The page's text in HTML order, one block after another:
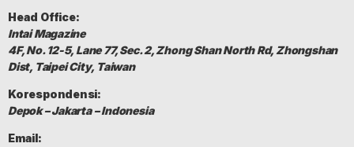
Head Office:
Intai Magazine
4F, No. 12-5, Lane 77, Sec. 2, Zhong Shan North Rd, Zhongshan
Dist, Taipei City, Taiwan
Korespondensi:
Depok – Jakarta – Indonesia
Email: